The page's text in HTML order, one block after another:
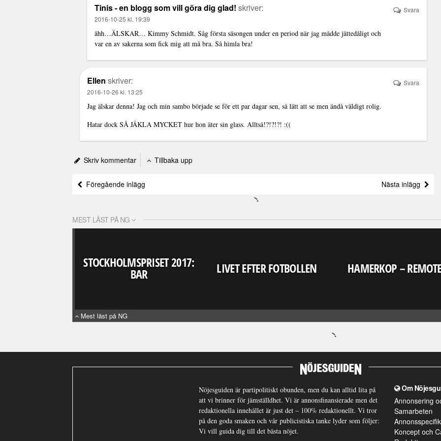
Tinis - en blogg som vill göra dig glad! skriver:
2016-10-25 kl. 19:39
åhh…ÄLSKAR… Kimmy Schmidt. Såg första säsongen under en period när jag mådde jättedåligt och
var en av sakerna som fick mig att må bra. Så himla bra!
Svara
Ellen skriver:
2016-10-26 kl. 13:25
Jag älskar denna! Jag och min sambo började se för ett par dagar sen, så lätt att se men ändå väldigt rolig.
Hatar dock SÅ JÄKLA MYCKET hur hon äter sin glass. Alltså!?!?!?! :((
Svara
Skriv kommentar Tillbaka upp
Föregående inlägg Nästa inlägg
MEST LÄST PÅ NG
STOCKHOLMSPRISET 2017:
BAR LIVET EFTER FOTBOLLEN HAMERKOP –
Mest läst på NG
Nöjesguiden är partipolitiskt obunden, men du kan alltid lita på
att vi brinner för jämställdhet. Vi är annonsfinansierade men det
redaktionella innehållet är just det – 100% redaktionellt. Vi tror
på den goda smaken och vår publicistiska tanke lyder som följer:
Vi vill guida dig till det bästa nöjet.
Om
Annonsering
Samarbeten
Koncept och